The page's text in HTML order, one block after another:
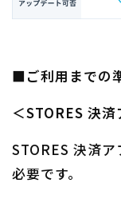
■ご利用までの
＜STORES 決
STORES 決済
必要です。